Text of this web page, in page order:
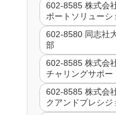
602-8585 株式会
ポートソリューシ
602-8580 同志社
部
602-8585 株式会
チャリングサポー
602-8585 株式会
クアンドプレシ